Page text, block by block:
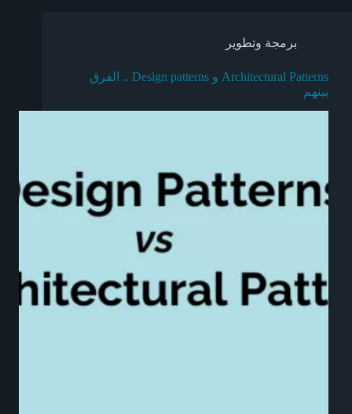
برمجة وتطوير
Architectural Patterns و Design patterns .. الفرق
بينهم